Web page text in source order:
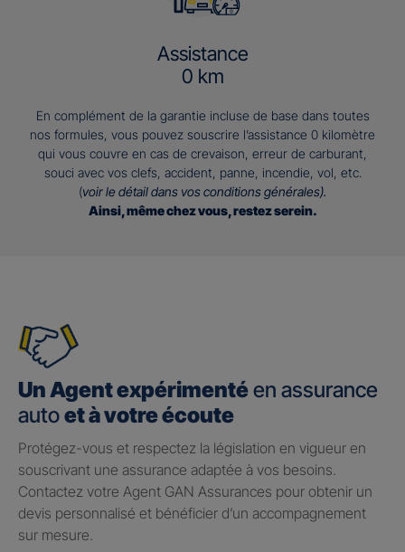
Assistance
0 km
En complément de la garantie incluse de base dans toutes
nos formules, vous pouvez souscrire l’assistance 0 kilomètre
qui vous couvre en cas de crevaison, erreur de carburant,
souci avec vos clefs, accident, panne, incendie, vol, etc.
(voir le détail dans vos conditions générales).
Ainsi, même chez vous, restez serein.
Un Agent expérimentéen assurance
autoet à votre écoute
Protégez-vous et respectez la législation en vigueur en
souscrivant une assurance adaptée à vos besoins.
Contactez votre Agent GAN Assurances pour obtenir un
devis personnalisé et bénéficier d’un accompagnement
sur mesure.